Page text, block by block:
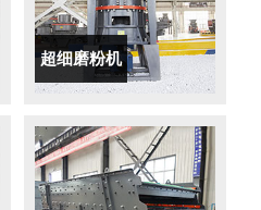
超细磨粉机